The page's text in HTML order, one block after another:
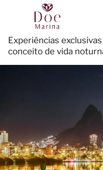
Experiências
conceito de vida